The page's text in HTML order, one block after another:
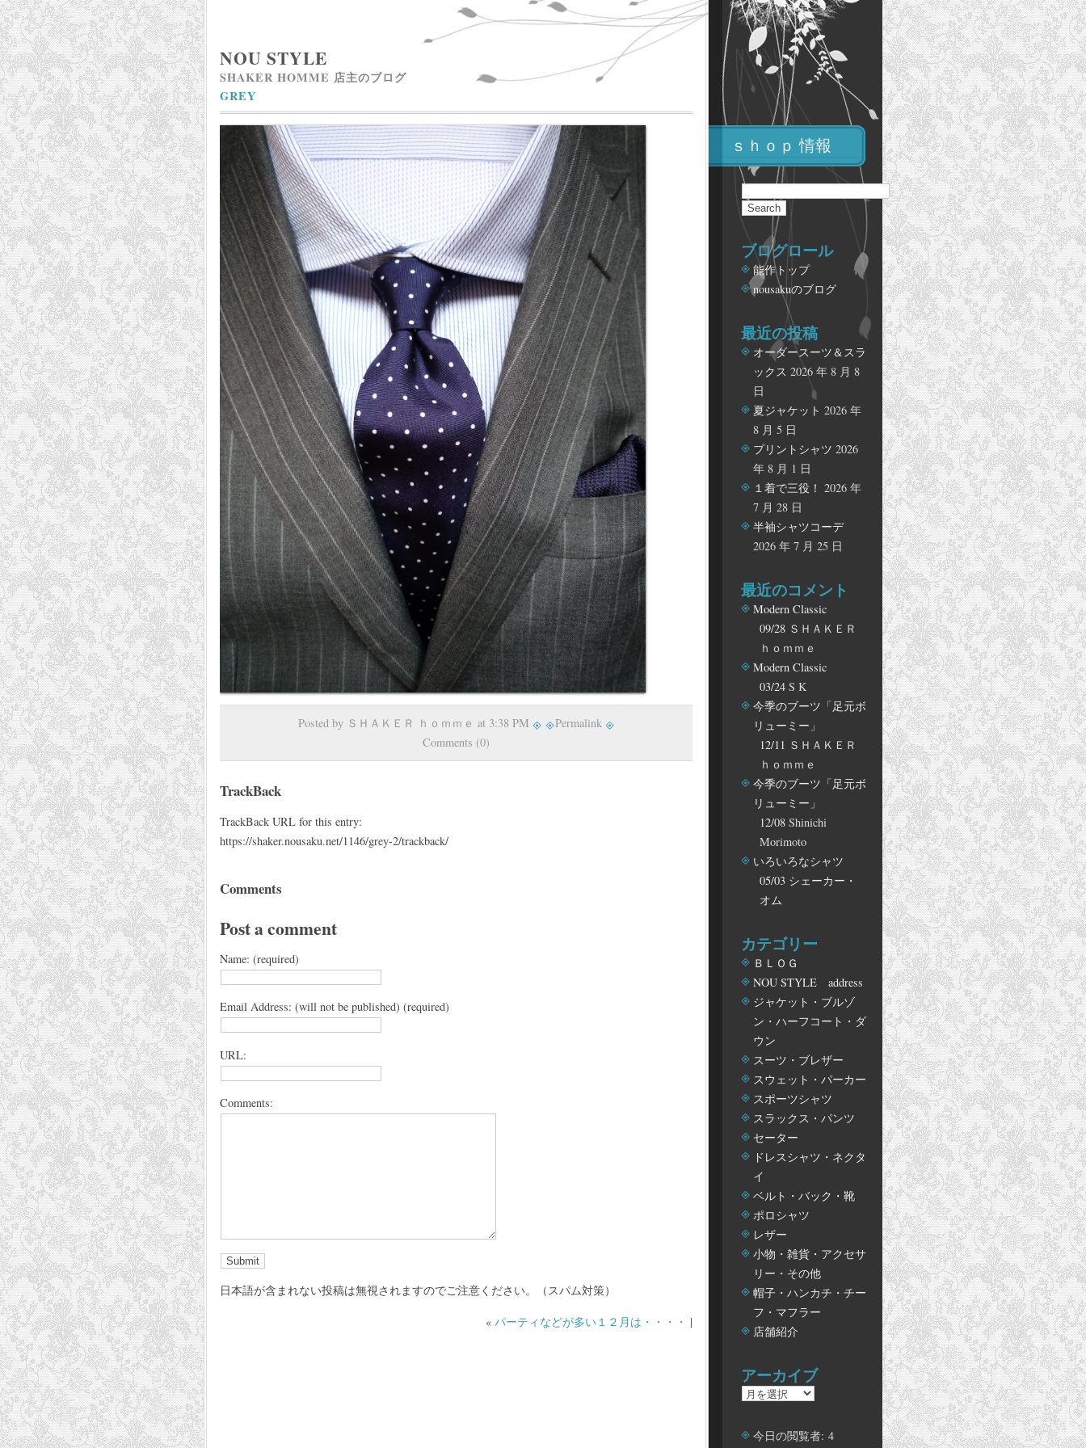
NOU STYLE
SHAKER HOMME 店主のブログ
GREY
Posted by ＳＨＡＫＥＲ ｈｏｍｍｅ at 3:38 PM
Permalink
Comments (0)
TrackBack
TrackBack URL for this entry:
https://shaker.nousaku.net/1146/grey-2/trackback/
Comments
Post a comment
Name: (required)
Email Address: (will not be published) (required)
URL:
Comments:
日本語が含まれない投稿は無視されますのでご注意ください。（スパム対策）
« パーティなどが多い１２月は・・・・ |
ｓｈｏｐ 情報
ブログロール
能作トップ
nousakuのブログ
最近の投稿
オーダースーツ＆スラ
ックス 2026 年 8 月 8
日
夏ジャケット 2026 年
8 月 5 日
プリントシャツ 2026
年 8 月 1 日
１着で三役！ 2026 年
7 月 28 日
半袖シャツコーデ
2026 年 7 月 25 日
最近のコメント
Modern Classic
09/28 ＳＨＡＫＥＲ
ｈｏｍｍｅ
Modern Classic
03/24 S K
今季のブーツ「足元ボ
リューミー」
12/11 ＳＨＡＫＥＲ
ｈｏｍｍｅ
今季のブーツ「足元ボ
リューミー」
12/08 Shinichi
Morimoto
いろいろなシャツ
05/03 シェーカー・
オム
カテゴリー
ＢＬＯＧ
NOU STYLE address
ジャケット・ブルゾ
ン・ハーフコート・ダ
ウン
スーツ・ブレザー
スウェット・パーカー
スポーツシャツ
スラックス・パンツ
セーター
ドレスシャツ・ネクタ
イ
ベルト・バック・靴
ポロシャツ
レザー
小物・雑貨・アクセサ
リー・その他
帽子・ハンカチ・チー
フ・マフラー
店舗紹介
アーカイブ
ア
カ 今日の閲覧者: 4